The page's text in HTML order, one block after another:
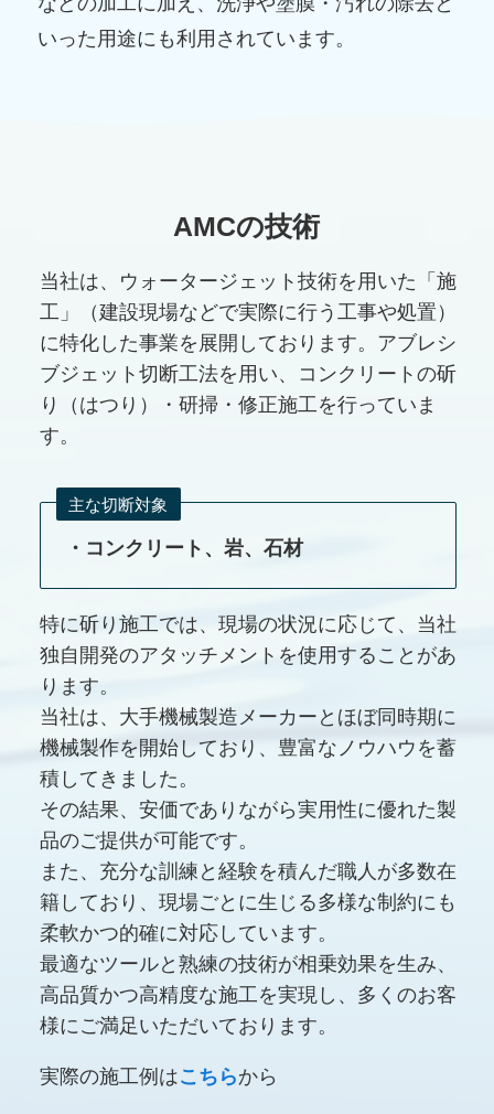
いった用途にも利用されています。
AMCの技術
当社は、ウォータージェット技術を用いた「施
工」（建設現場などで実際に行う工事や処置）
に特化した事業を展開しております。アブレシ
ブジェット切断工法を用い、コンクリートの斫
り（はつり）・研掃・修正施工を行っていま
す。
主な切断対象
・コンクリート、岩、石材
特に斫り施工では、現場の状況に応じて、当社
独自開発のアタッチメントを使用することがあ
ります。
当社は、大手機械製造メーカーとほぼ同時期に
機械製作を開始しており、豊富なノウハウを蓄
積してきました。
その結果、安価でありながら実用性に優れた製
品のご提供が可能です。
また、充分な訓練と経験を積んだ職人が多数在
籍しており、現場ごとに生じる多様な制約にも
柔軟かつ的確に対応しています。
最適なツールと熟練の技術が相乗効果を生み、
高品質かつ高精度な施工を実現し、多くのお客
様にご満足いただいております。
実際の施工例はこちらから